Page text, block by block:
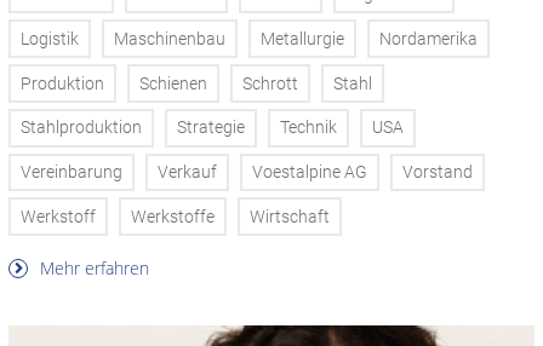
Logistik Maschinenbau Metallurgie Nordamerika
Produktion Schienen Schrott Stahl
Stahlproduktion Strategie Technik USA
Vereinbarung Verkauf Voestalpine AG Vorstand
Werkstoff Werkstoffe Wirtschaft
Mehr erfahren